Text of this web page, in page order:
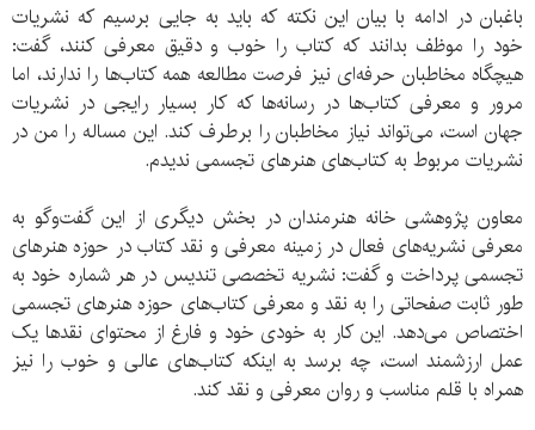
باغبان در ادامه با بیان این نکته که باید به جایی برسیم که نشریات
خود را موظف بدانند که کتاب را خوب و دقیق معرفی کنند، گفت:
هیچگاه مخاطبان حرفه‌‌ای نیز فرصت مطالعه همه کتاب‌ها را ندارند، اما
مرور و معرفی کتاب‌ها در رسانه‌ها که کار بسیار رایجی در نشریات
جهان است، می‌تواند نیاز مخاطبان را برطرف کند. این مساله را من در
نشریات مربوط به کتاب‌های هنرهای تجسمی ندیدم.
معاون پژوهشی خانه هنرمندان در بخش دیگری از این گفت‌وگو به
معرفی نشریه‌های فعال در زمینه معرفی و نقد کتاب در حوزه هنرهای
تجسمی پرداخت و گفت: نشریه تخصصی تندیس در هر شماره خود به
طور ثابت صفحاتی را به نقد و معرفی کتاب‌های حوزه هنرهای تجسمی
اختصاص می‌دهد. این کار به خودی خود و فارغ از محتوای نقدها یک
عمل ارزشمند است، چه برسد به اینکه کتاب‌های عالی و خوب را نیز
همراه با قلم مناسب و روان معرفی و نقد کند.